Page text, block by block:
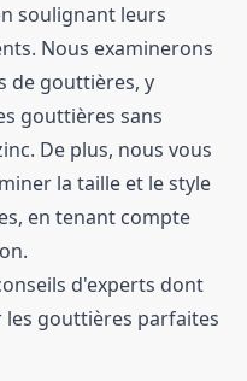
soulignant leurs
Nous examinerons
de gouttières, y
gouttières sans
De plus, nous vous
la taille et le style
en tenant compte
d'experts dont
les gouttières parfaites